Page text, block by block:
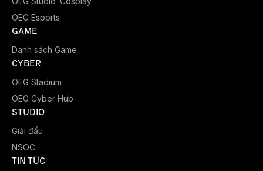
OEG Esports
GAME
Danh sách Game
CYBER
OEG Stadium
OEG Cyber Hub
STUDIO
Giải đấu
NSOC
TIN TỨC